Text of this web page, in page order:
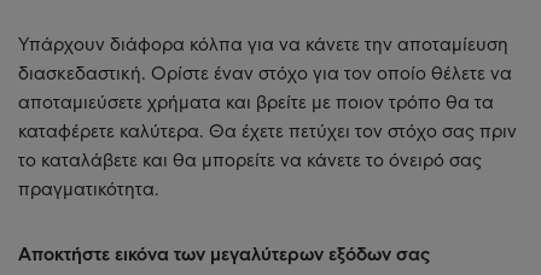
Υπάρχουν διάφορα κόλπα για να κάνετε την αποταμίευση
διασκεδαστική. Ορίστε έναν στόχο για τον οποίο θέλετε να
αποταμιεύσετε χρήματα και βρείτε με ποιον τρόπο θα τα
καταφέρετε καλύτερα. Θα έχετε πετύχει τον στόχο σας πριν
το καταλάβετε και θα μπορείτε να κάνετε το όνειρό σας
πραγματικότητα.
Αποκτήστε εικόνα των μεγαλύτερων εξόδων σας